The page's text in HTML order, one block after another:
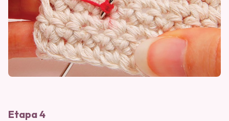
Etapa 4